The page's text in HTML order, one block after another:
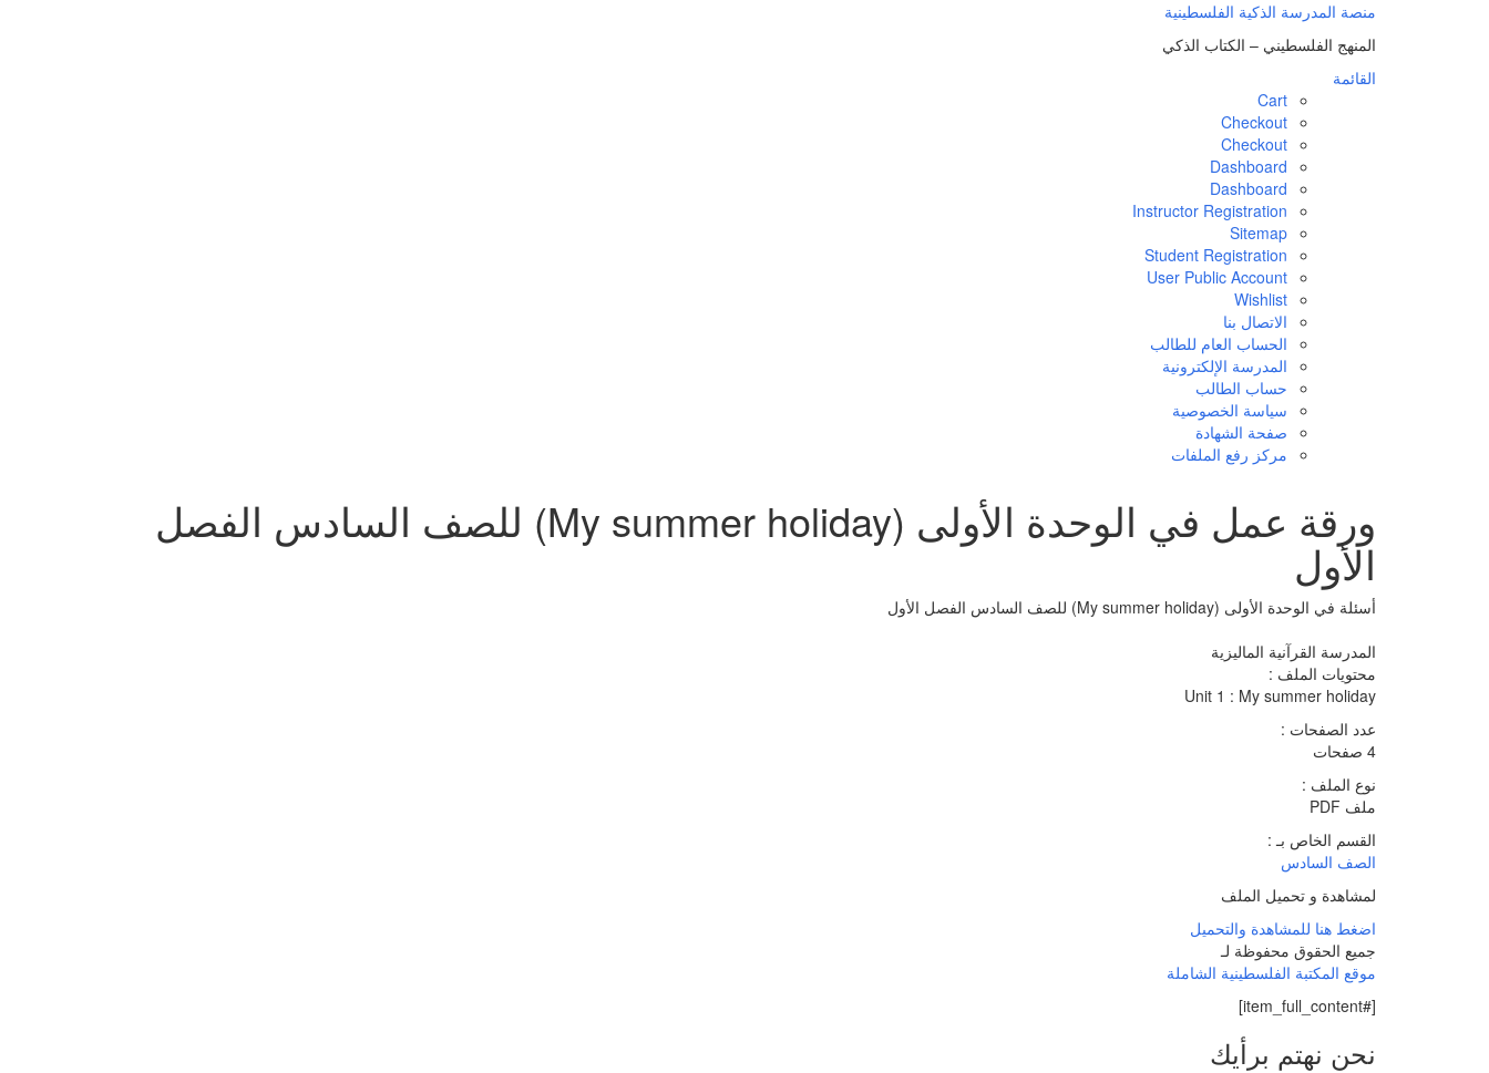
منصة المدرسة الذكية الفلسطينية
المنهج الفلسطيني – الكتاب الذكي
القائمة
Cart
Checkout
Checkout
Dashboard
Dashboard
Instructor Registration
Sitemap
Student Registration
User Public Account
Wishlist
الاتصال بنا
الحساب العام للطالب
المدرسة الإلكترونية
حساب الطالب
سياسة الخصوصية
صفحة الشهادة
مركز رفع الملفات
ورقة عمل في الوحدة الأولى (My summer holiday) للصف السادس الفصل
الأول
أسئلة في الوحدة الأولى (My summer holiday) للصف السادس الفصل الأول
المدرسة القرآنية الماليزية
محتويات الملف :
Unit 1 : My summer holiday
عدد الصفحات :
4 صفحات
نوع الملف :
ملف PDF
القسم الخاص بـ :
الصف السادس
لمشاهدة و تحميل الملف
اضغط هنا للمشاهدة والتحميل
جميع الحقوق محفوظة لـ
موقع المكتبة الفلسطينية الشاملة
[#item_full_content]
نحن نهتم برأيك